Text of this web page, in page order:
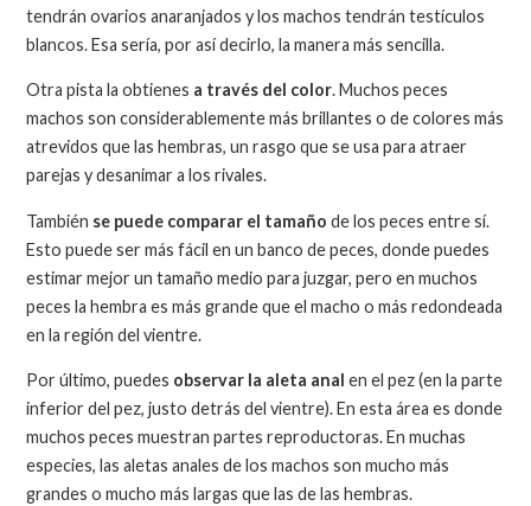
tendrán ovarios anaranjados y los machos tendrán testículos
blancos. Esa sería, por así decirlo, la manera más sencilla.
Otra pista la obtienes a través del color. Muchos peces
machos son considerablemente más brillantes o de colores más
atrevidos que las hembras, un rasgo que se usa para atraer
parejas y desanimar a los rivales.
También se puede comparar el tamaño de los peces entre sí.
Esto puede ser más fácil en un banco de peces, donde puedes
estimar mejor un tamaño medio para juzgar, pero en muchos
peces la hembra es más grande que el macho o más redondeada
en la región del vientre.
Por último, puedes observar la aleta anal en el pez (en la parte
inferior del pez, justo detrás del vientre). En esta área es donde
muchos peces muestran partes reproductoras. En muchas
especies, las aletas anales de los machos son mucho más
grandes o mucho más largas que las de las hembras.